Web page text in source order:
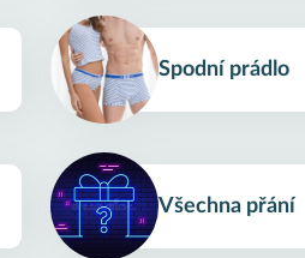
Spodní prádlo
Všechna přání